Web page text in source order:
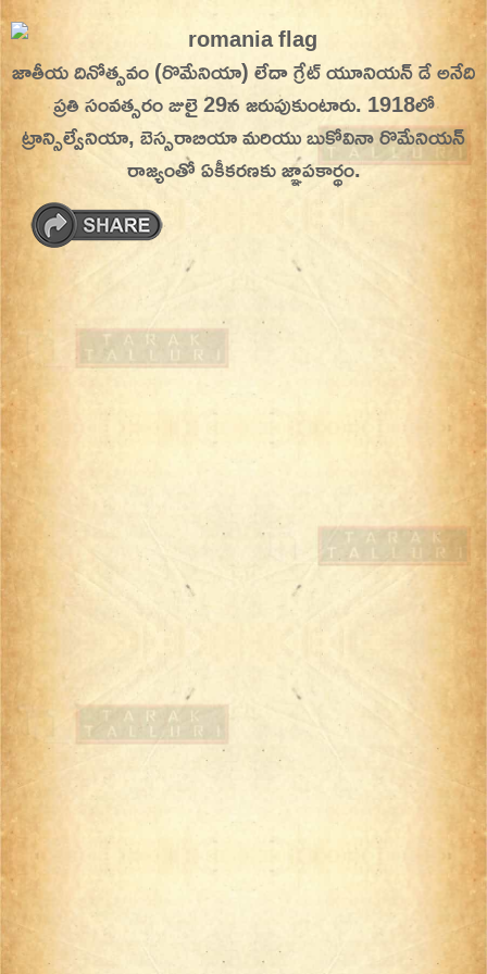
Skip
to
content
On This Day
Today in History | On This Day | This Day in
History | Today in India | What Happened
Today in India | Charitralo eroju | charitra lo
eroju |
జాతీయ దినోత్సవం (రొమేనియా)లేదా గ్రేట్ యూనియన్ డే అనేది
ప్రతి సంవత్సరం జులై 29న జరుపుకుంటారు. 1918లో
ట్రాన్సిల్వేనియా, బెస్సరాబియా మరియు బుకోవినా రొమేనియన్
రాజ్యంతో ఏకీకరణకు జ్ఞాపకార్థం.